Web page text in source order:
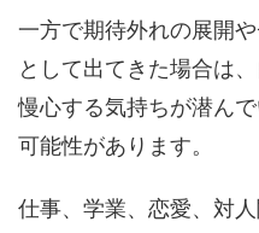
一方で期待外れの展開
として出てきた場合は
慢心する気持ちが潜ん
可能性があります。
仕事、学業、恋愛、対